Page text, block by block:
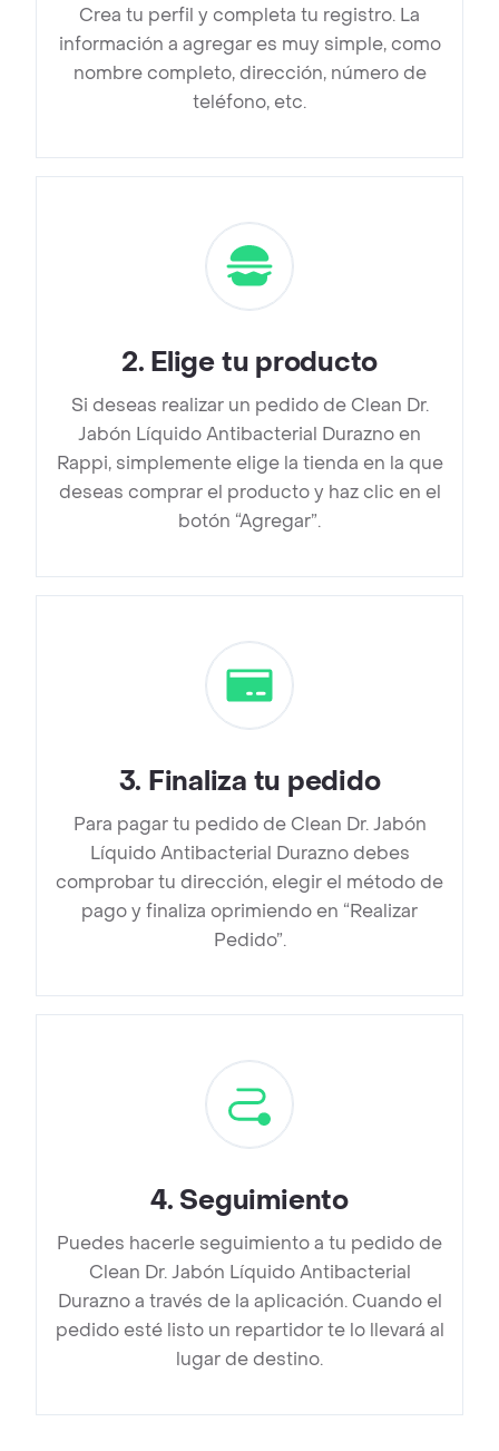
Crea tu perfil y completa tu registro. La
información a agregar es muy simple, como
nombre completo, dirección, número de
teléfono, etc.
2. Elige tu producto
Si deseas realizar un pedido de Clean Dr.
Jabón Líquido Antibacterial Durazno en
Rappi, simplemente elige la tienda en la que
deseas comprar el producto y haz clic en el
botón “Agregar”.
3. Finaliza tu pedido
Para pagar tu pedido de Clean Dr. Jabón
Líquido Antibacterial Durazno debes
comprobar tu dirección, elegir el método de
pago y finaliza oprimiendo en “Realizar
Pedido”.
4. Seguimiento
Puedes hacerle seguimiento a tu pedido de
Clean Dr. Jabón Líquido Antibacterial
Durazno a través de la aplicación. Cuando el
pedido esté listo un repartidor te lo llevará al
lugar de destino.